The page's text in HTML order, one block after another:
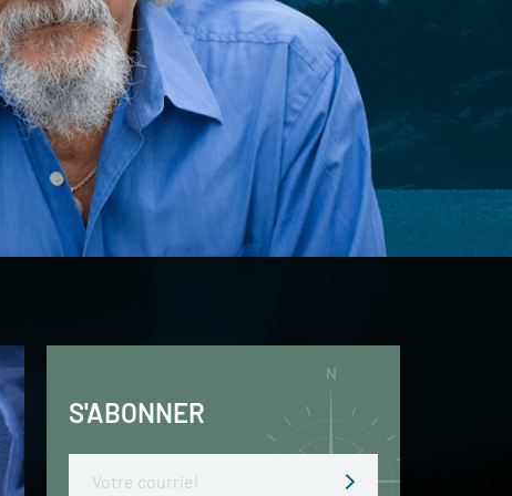
S'ABONNER